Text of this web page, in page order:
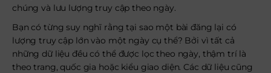
chúng và lưu lượng truy cập theo ngày.
Bạn có từng suy nghĩ rằng tại sao một bài đăng lại có
lượng truy cập lớn vào một ngày cụ thể? Bởi vì tất cả
những dữ liệu đều có thể được lọc theo ngày, thậm trí là
theo trang, quốc gia hoặc kiểu giao diện. Các dữ liệu cũng